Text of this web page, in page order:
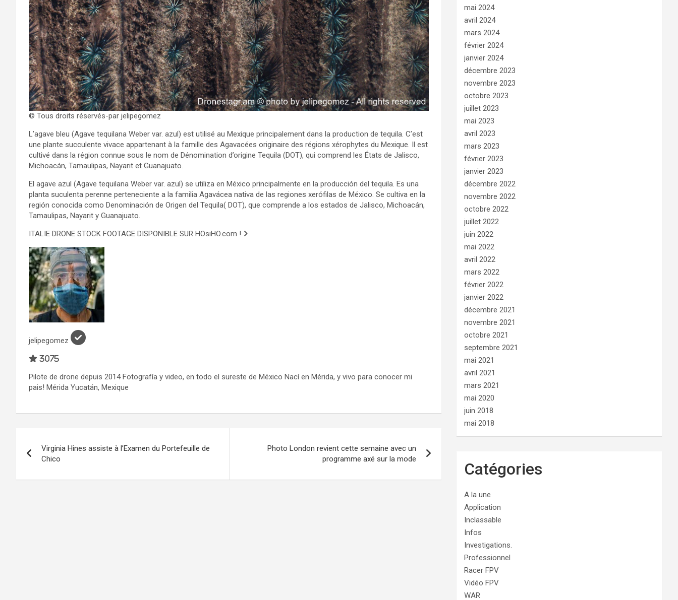
© Tous droits réservés-par jelipegomez
L’agave bleu (Agave tequilana Weber var. azul) est utilisé au Mexique principalement dans la production de tequila. C’est
une plante succulente vivace appartenant à la famille des Agavacées originaire des régions xérophytes du Mexique. Il est
cultivé dans la région connue sous le nom de Dénomination d’origine Tequila (DOT), qui comprend les États de Jalisco,
Michoacán, Tamaulipas, Nayarit et Guanajuato.
El agave azul (Agave tequilana Weber var. azul) se utiliza en México principalmente en la producción del tequila. Es una
planta suculenta perenne perteneciente a la familia Agavácea nativa de las regiones xerófilas de México. Se cultiva en la
región conocida como Denominación de Origen del Tequila( DOT), que comprende a los estados de Jalisco, Michoacán,
Tamaulipas, Nayarit y Guanajuato.
ITALIE DRONE STOCK FOOTAGE DISPONIBLE SUR HOsiHO.com !
jelipegomez
3075
Pilote de drone depuis 2014 Fotografía y video, en todo el sureste de México Nací en Mérida, y vivo para conocer mi
pais! Mérida Yucatán, Mexique
de
l’article
Virginia Hines assiste à l’Examen du Portefeuille de
Chico
Photo London revient cette semaine avec un
programme axé sur la mode
mai 2024
avril 2024
mars 2024
février 2024
janvier 2024
décembre 2023
novembre 2023
octobre 2023
juillet 2023
mai 2023
avril 2023
mars 2023
février 2023
janvier 2023
décembre 2022
novembre 2022
octobre 2022
juillet 2022
juin 2022
mai 2022
avril 2022
mars 2022
février 2022
janvier 2022
décembre 2021
novembre 2021
octobre 2021
septembre 2021
mai 2021
avril 2021
mars 2021
mai 2020
juin 2018
mai 2018
Catégories
A la une
Application
Inclassable
Infos
Investigations.
Professionnel
Racer FPV
Vidéo FPV
WAR